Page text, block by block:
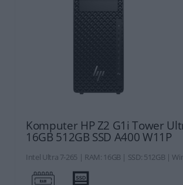
Komputer HP Z2 G1i Tower
16GB 512GB SSD A400 W11P
Intel Ultra 7-265 | RAM: 16GB | SSD: 512GB |